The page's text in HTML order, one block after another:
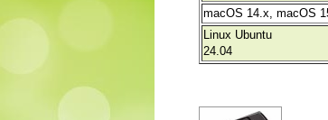
macOS 14.x, macOS
Linux Ubuntu
24.04